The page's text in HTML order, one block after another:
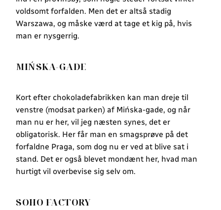
voldsomt forfalden. Men det er altså stadig
Warszawa, og måske værd at tage et kig på, hvis
man er nysgerrig.
MIŃSKA-GADE
Kort efter chokoladefabrikken kan man dreje til
venstre (modsat parken) af Mińska-gade, og når
man nu er her, vil jeg næsten synes, det er
obligatorisk. Her får man en smagsprøve på det
forfaldne Praga, som dog nu er ved at blive sat i
stand. Det er også blevet mondænt her, hvad man
hurtigt vil overbevise sig selv om.
SOHO FACTORY